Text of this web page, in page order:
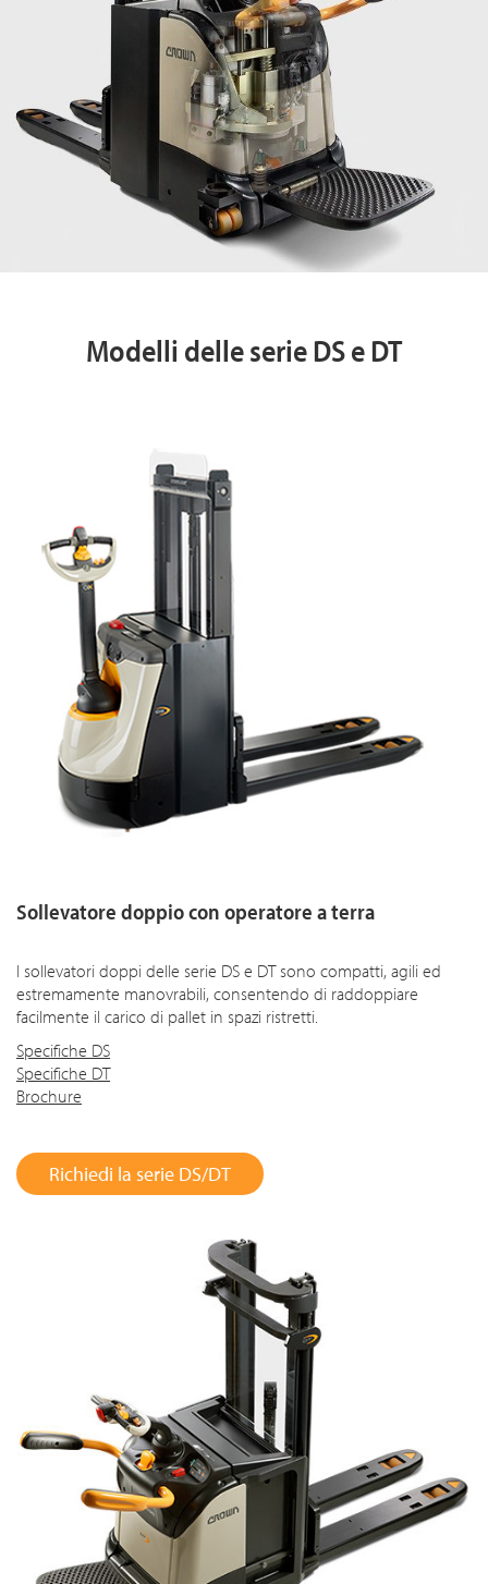
Modelli delle serie DS e DT
Sollevatore doppio con operatore a terra
I sollevatori doppi delle serie DS e DT sono compatti, agili ed
estremamente manovrabili, consentendo di raddoppiare
facilmente il carico di pallet in spazi ristretti.
Specifiche DS
Specifiche DT
Brochure
Richiedi la serie DS/DT